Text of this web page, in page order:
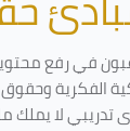
في رفع
الفكرية وحقوق
لا يملك